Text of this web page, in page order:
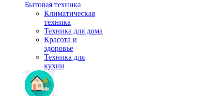
Бытовая техника
Климатическая
техника
Техника для дома
Красота и
здоровье
Техника для
кухни